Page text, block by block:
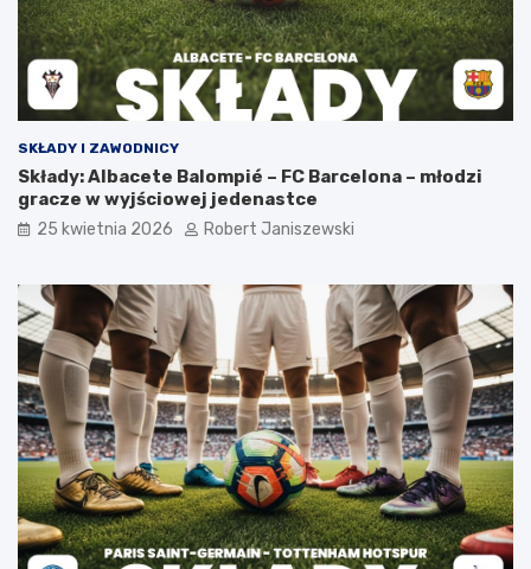
SKŁADY I ZAWODNICY
Składy: Albacete Balompié – FC Barcelona – młodzi
gracze w wyjściowej jedenastce
25 kwietnia 2026 Robert Janiszewski